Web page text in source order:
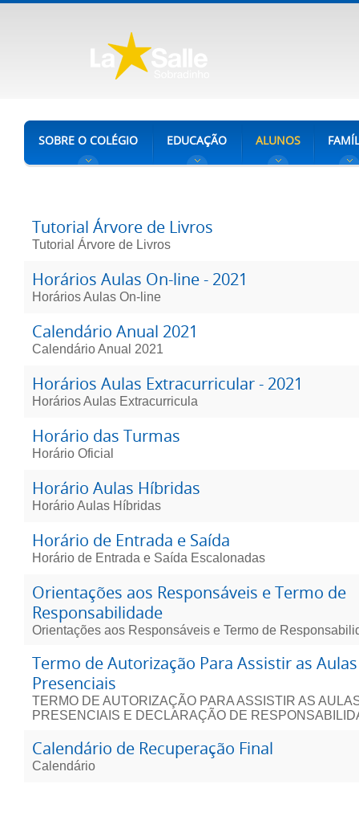
SOBRE O COLÉGIO EDUCAÇÃO ALUNOS
Tutorial Árvore de Livros
Tutorial Árvore de Livros
Horários Aulas On-line - 2021
Horários Aulas On-line
Calendário Anual 2021
Calendário Anual 2021
Horários Aulas Extracurricular - 2021
Horários Aulas Extracurricula
Horário das Turmas
Horário Oficial
Horário Aulas Híbridas
Horário Aulas Híbridas
Horário de Entrada e Saída
Horário de Entrada e Saída Escalonadas
Orientações aos Responsáveis e Termo de
Responsabilidade
Orientações aos Responsáveis e Termo de
Termo de Autorização Para Assistir as Aulas
Presenciais
TERMO DE AUTORIZAÇÃO PARA ASSISTIR AS
PRESENCIAIS E DECLARAÇÃO DE
Calendário de Recuperação Final
Calendário